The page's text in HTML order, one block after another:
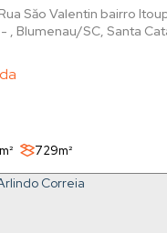
Săo Valentin bairro
, Blumenau , Santa
729m²